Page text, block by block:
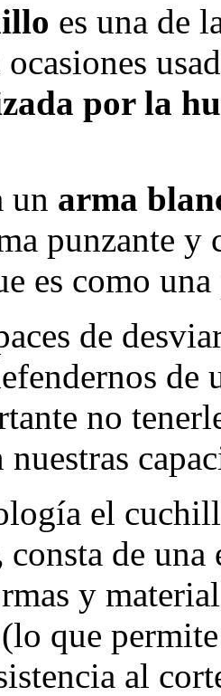
es una de
por la
un arma
punzante y
es como
de
no
nuestras
el
consta de una
y
que
al